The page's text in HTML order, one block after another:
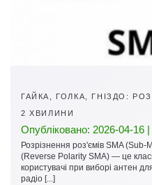
ГАЙКА, ГОЛКА, ГНІЗДО:
2 ХВИЛИНИ
Опубліковано: 2026-04-16 |
Розрізнення роз'ємів SMA
(Reverse Polarity SMA) — це
користувачі при виборі антен
радіо [...]